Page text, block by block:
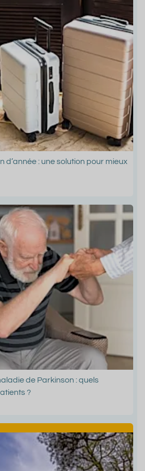
d’année : une solution pour mieux
de Parkinson : quels
?